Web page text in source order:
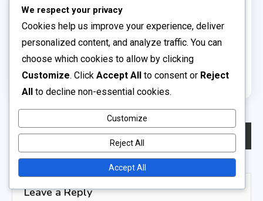
indica faptul că metodele de antrenament sunt
eficiente. Antrenorii ar trebui să adapteze regulat
programele de antrenament pe baza acestor evaluări
pentru a asigura dezvoltarea continuă și pregătirea
pentru meciuri.
Post
navigation
Previous: Echipa Școlilor Olandeze: Comparații istorice, Strategii de meci, Performanța jucătorilor Next: Echipa Școlilor Olandeze: Tactici de meci, Formatii de echipă, Execuție strategică
Leave a Reply
We respect your privacy
Cookies help us improve your experience, deliver
personalized content, and analyze traffic. You can
choose which cookies to allow by clicking
Customize. Click Accept All to consent or Reject
All to decline non-essential cookies.
Customize
Reject All
Accept All